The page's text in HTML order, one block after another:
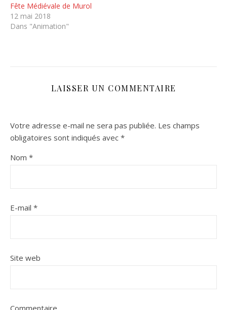
Fête Médiévale de Murol
12 mai 2018
Dans "Animation"
LAISSER UN COMMENTAIRE
Votre adresse e-mail ne sera pas publiée. Les champs
obligatoires sont indiqués avec *
Nom *
E-mail *
Site web
Commentaire